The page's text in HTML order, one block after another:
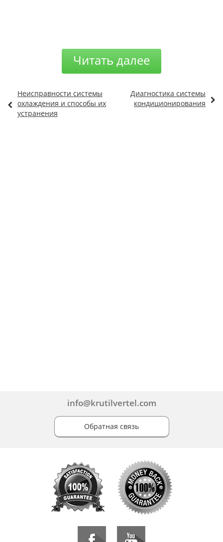
Читать далее
Неисправности системы
охлаждения и способы их
устранения
Диагностика системы
кондиционирования
info@krutilvertel.com
Обратная связь